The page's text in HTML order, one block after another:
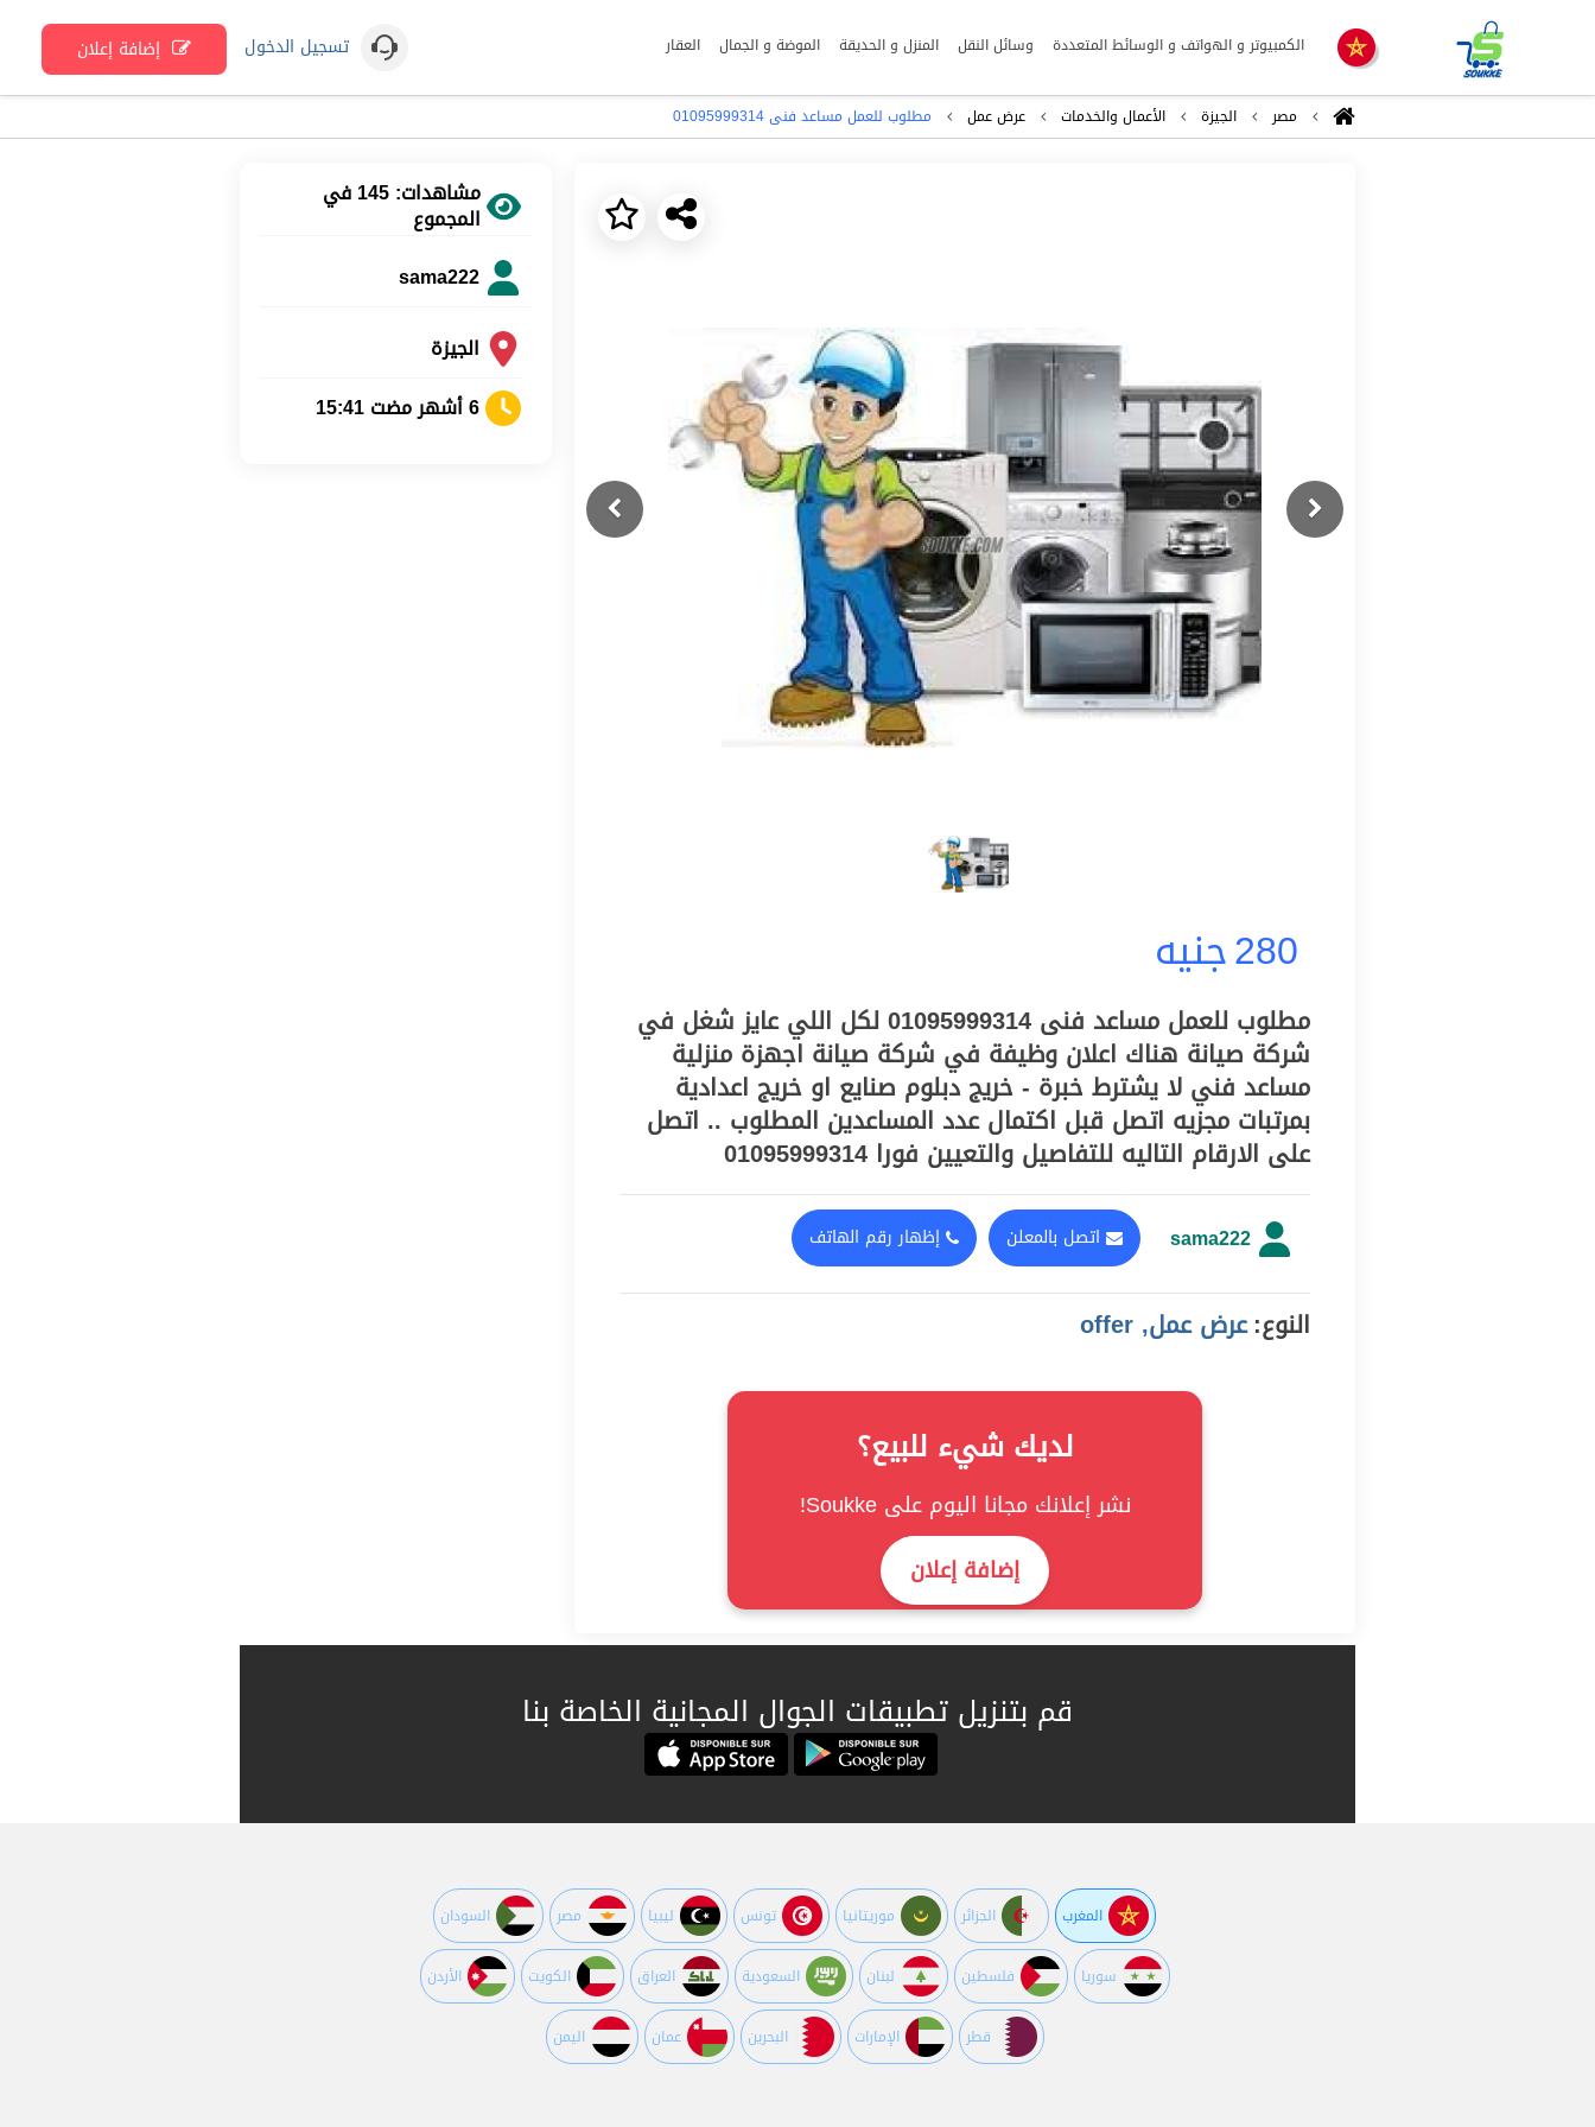
الكمبيوتر و الهواتف و الوسائط المتعددة وسائل النقل المنزل و الحديقة الموضة و الجمال العقار تسجيل الدخول إضافة إعلان
مصر الجيزة اﻷعمال والخدمات عرض عمل مطلوب للعمل مساعد فنى 01095999314
Previous
Next
280جنيه
مطلوب للعمل مساعد فنى 01095999314 لكل اللي عايز شغل في
شركة صيانة هناك اعلان وظيفة في شركة صيانة اجهزة منزلية
مساعد فني لا يشترط خبرة - خريج دبلوم صنايع او خريج اعدادية
بمرتبات مجزيه اتصل قبل اكتمال عدد المساعدين المطلوب .. اتصل
على الارقام التاليه للتفاصيل والتعيين فورا 01095999314
sama222 اتصل بالمعلن إظهار رقم الهاتف
النوع:عرض عمل, offer
لديك شيء للبيع؟
نشر إعلانك مجانا اليوم على Soukke!
إضافة إعلان
مشاهدات: 145 في
المجموع
sama222
الجيزة
6 أشهر مضت 15:41
قم بتنزيل تطبيقات الجوال المجانية الخاصة بنا
المغرب الجزائر موريتانيا تونس ليبيا مصر السودان
سوريا فلسطين لبنان السعودية العراق الكويت اﻷردن
قطر اﻹمارات البحرين عمان اليمن